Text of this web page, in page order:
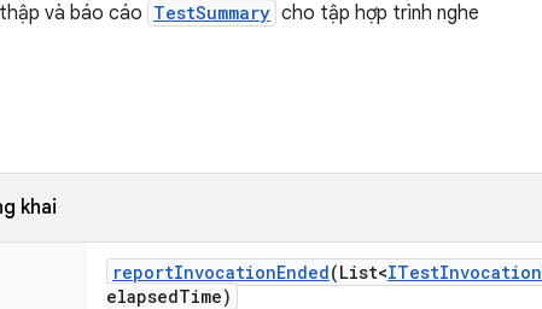
và báo cáo TestSummary cho tập hợp trình nghe
khai
reportInvocationEnded(List<ITestInvocation
elapsedTime)